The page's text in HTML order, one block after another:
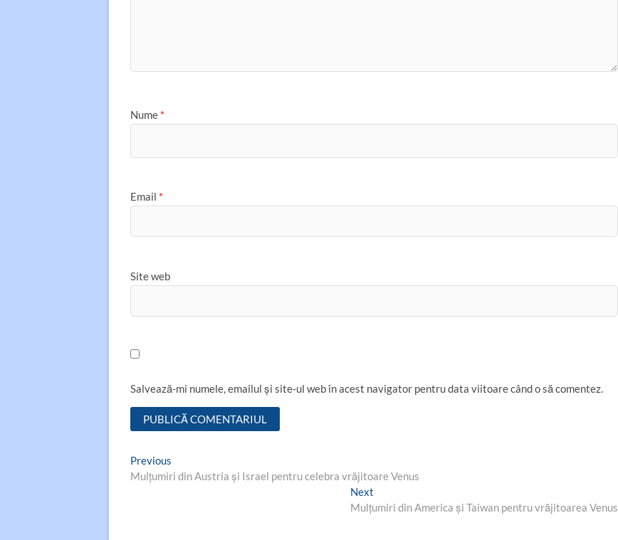
Nume *
Email *
Site web
Salvează-mi numele, emailul și site-ul web în acest navigator pentru data viitoare când o să comentez.
Navigare
în
Previous
post:
Mulţumiri din Austria și Israel pentru celebra vrăjitoare Venus
NextNext
post:
Mulţumiri din America și Taiwan pentru vrăjitoarea Venus